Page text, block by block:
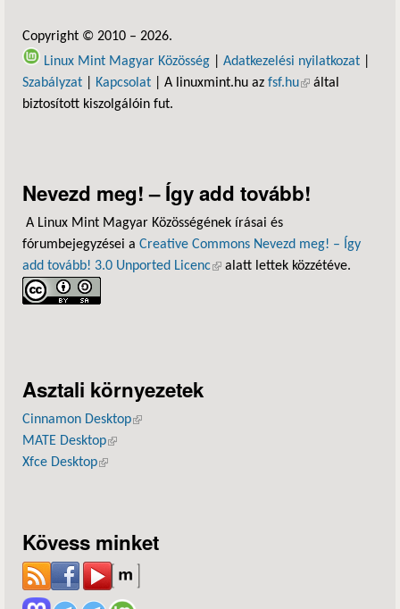
Copyright © 2010 – 2026.
Linux Mint Magyar Közösség
Adatkezelési nyilatkozat
Szabályzat
Kapcsolat | A linuxmint.hu az fsf.hu(külső hivatkozás)
által
biztosított kiszolgálóin fut.
Nevezd meg! – Így add tovább!
A Linux Mint Magyar Közösségének írásai és
fórumbejegyzései a Creative Commons Nevezd meg! – Így
add tovább! 3.0 Unported Licenc(külső hivatkozás)
alatt lettek közzétéve.
Asztali környezetek
Cinnamon Desktop(külső hivatkozás)
MATE Desktop(külső hivatkozás)
Xfce Desktop(külső hivatkozás)
Kövess minket